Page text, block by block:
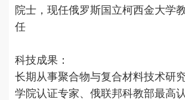
院士，现任俄罗斯国立柯西金大学
任
科技成果：
长期从事聚合物与复合材料技术研
学院认证专家、俄联邦科教部最高